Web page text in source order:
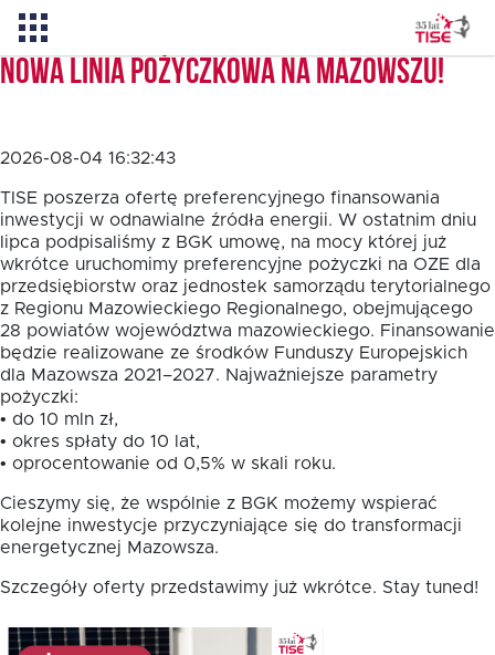
O TISE
Dlaczego TISE?
Pożyczka rozwojowa TISE – NOWOŚĆ!
Oferta dla MSP
Oferta dla NGO/PES
Fundusz FKIS
Rodo
Nowa linia pożyczkowa na Mazowszu!
2026-08-04 16:32:43
TISE poszerza ofertę preferencyjnego finansowania
inwestycji w odnawialne źródła energii. W ostatnim dniu
lipca podpisaliśmy z BGK umowę, na mocy której już
wkrótce uruchomimy preferencyjne pożyczki na OZE dla
przedsiębiorstw oraz jednostek samorządu terytorialnego
z Regionu Mazowieckiego Regionalnego, obejmującego
28 powiatów województwa mazowieckiego. Finansowanie
będzie realizowane ze środków Funduszy Europejskich
dla Mazowsza 2021–2027. Najważniejsze parametry
pożyczki:
• do 10 mln zł,
• okres spłaty do 10 lat,
• oprocentowanie od 0,5% w skali roku.
Cieszymy się, że wspólnie z BGK możemy wspierać
kolejne inwestycje przyczyniające się do transformacji
energetycznej Mazowsza.
Szczegóły oferty przedstawimy już wkrótce. Stay tuned!